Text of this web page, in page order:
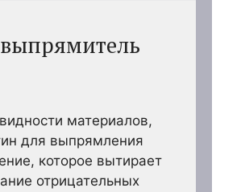
материалов,
для выпрямления
которое вытирает
отрицательных